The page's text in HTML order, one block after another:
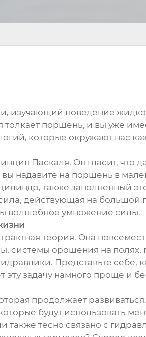
изучающий поведение
толкает поршень, и вы уже
которые окружают нас
Паскаля. Он гласит, что
надавите на поршень в
также заполненный
действующая на большой
волшебное умножение силы.
теория. Она
системы орошения на
Представьте
эту задачу намного проще и
продолжает
будут использовать
также тесно связано с